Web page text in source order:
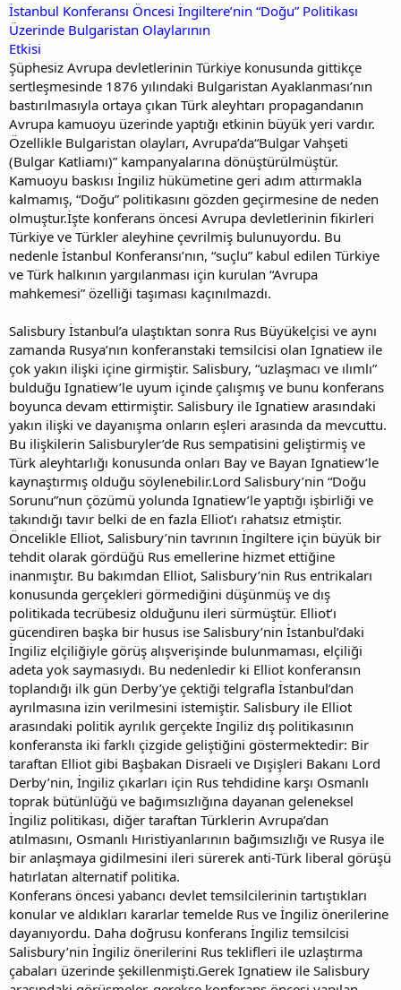
İstanbul Konferansı Öncesi İngiltere’nin “Doğu” Politikası
Üzerinde Bulgaristan Olaylarının
Etkisi
Şüphesiz Avrupa devletlerinin Türkiye konusunda gittikçe
sertleşmesinde 1876 yılındaki Bulgaristan Ayaklanması’nın
bastırılmasıyla ortaya çıkan Türk aleyhtarı propagandanın
Avrupa kamuoyu üzerinde yaptığı etkinin büyük yeri vardır.
Özellikle Bulgaristan olayları, Avrupa’da“Bulgar Vahşeti
(Bulgar Katliamı)” kampanyalarına dönüştürülmüştür.
Kamuoyu baskısı İngiliz hükümetine geri adım attırmakla
kalmamış, “Doğu” politikasını gözden geçirmesine de neden
olmuştur.İşte konferans öncesi Avrupa devletlerinin fikirleri
Türkiye ve Türkler aleyhine çevrilmiş bulunuyordu. Bu
nedenle İstanbul Konferansı’nın, “suçlu” kabul edilen Türkiye
ve Türk halkının yargılanması için kurulan “Avrupa
mahkemesi” özelliği taşıması kaçınılmazdı.
Salisbury İstanbul’a ulaştıktan sonra Rus Büyükelçisi ve aynı
zamanda Rusya’nın konferanstaki temsilcisi olan Ignatiew ile
çok yakın ilişki içine girmiştir. Salisbury, “uzlaşmacı ve ılımlı”
bulduğu Ignatiew’le uyum içinde çalışmış ve bunu konferans
boyunca devam ettirmiştir. Salisbury ile Ignatiew arasındaki
yakın ilişki ve dayanışma onların eşleri arasında da mevcuttu.
Bu ilişkilerin Salisburyler’de Rus sempatisini geliştirmiş ve
Türk aleyhtarlığı konusunda onları Bay ve Bayan Ignatiew’le
kaynaştırmış olduğu söylenebilir.Lord Salisbury’nin “Doğu
Sorunu”nun çözümü yolunda Ignatiew’le yaptığı işbirliği ve
takındığı tavır belki de en fazla Elliot’ı rahatsız etmiştir.
Öncelikle Elliot, Salisbury’nin tavrının İngiltere için büyük bir
tehdit olarak gördüğü Rus emellerine hizmet ettiğine
inanmıştır. Bu bakımdan Elliot, Salisbury’nin Rus entrikaları
konusunda gerçekleri görmediğini düşünmüş ve dış
politikada tecrübesiz olduğunu ileri sürmüştür. Elliot’ı
gücendiren başka bir husus ise Salisbury’nin İstanbul’daki
İngiliz elçiliğiyle görüş alışverişinde bulunmaması, elçiliği
adeta yok saymasıydı. Bu nedenledir ki Elliot konferansın
toplandığı ilk gün Derby’ye çektiği telgrafla İstanbul’dan
ayrılmasına izin verilmesini istemiştir. Salisbury ile Elliot
arasındaki politik ayrılık gerçekte İngiliz dış politikasının
konferansta iki farklı çizgide geliştiğini göstermektedir: Bir
taraftan Elliot gibi Başbakan Disraeli ve Dışişleri Bakanı Lord
Derby’nin, İngiliz çıkarları için Rus tehdidine karşı Osmanlı
toprak bütünlüğü ve bağımsızlığına dayanan geleneksel
İngiliz politikası, diğer taraftan Türklerin Avrupa’dan
atılmasını, Osmanlı Hıristiyanlarının bağımsızlığı ve Rusya ile
bir anlaşmaya gidilmesini ileri sürerek anti-Türk liberal görüşü
hatırlatan alternatif politika.
Konferans öncesi yabancı devlet temsilcilerinin tartıştıkları
konular ve aldıkları kararlar temelde Rus ve İngiliz önerilerine
dayanıyordu. Daha doğrusu konferans İngiliz temsilcisi
Salisbury’nin İngiliz önerilerini Rus teklifleri ile uzlaştırma
çabaları üzerinde şekillenmişti.Gerek Ignatiew ile Salisbury